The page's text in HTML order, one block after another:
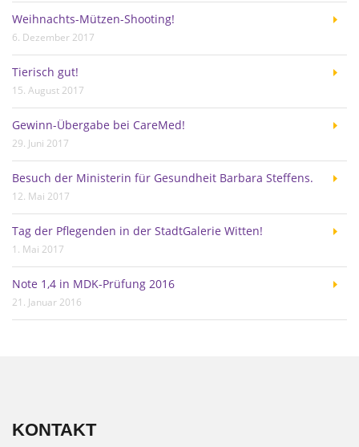
Weihnachts-Mützen-Shooting!
6. Dezember 2017
Tierisch gut!
15. August 2017
Gewinn-Übergabe bei CareMed!
29. Juni 2017
Besuch der Ministerin für Gesundheit Barbara Steffens.
12. Mai 2017
Tag der Pflegenden in der StadtGalerie Witten!
1. Mai 2017
Note 1,4 in MDK-Prüfung 2016
21. Januar 2016
KONTAKT